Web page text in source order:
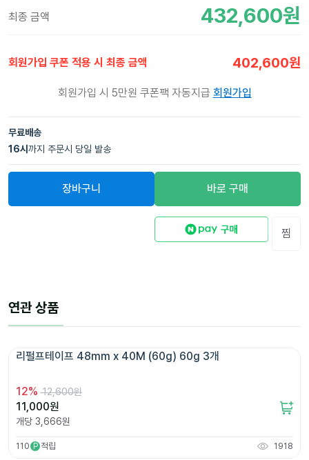
최종 금액 432,600원
회원가입 쿠폰 적용 시 최종 금액 402,600원
회원가입 시 5만원 쿠폰팩 자동지급 회원가입
무료배송
16시 까지 주문시 당일 발송
장바구니 바로 구매
찜
연관 상품
12% 12,600원
11,000원
개당 3,666원
110 P 적립 1918